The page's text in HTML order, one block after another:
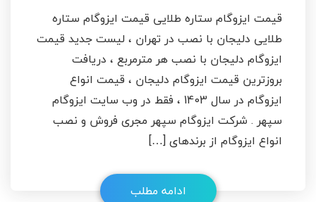
قیمت ایزوگام ستاره طلایی قیمت ایزوگام ستاره
طلایی دلیجان با نصب در تهران ، لیست جدید قیمت
ایزوگام دلیجان با نصب هر مترمربع ، دریافت
بروزترین قیمت ایزوگام دلیجان ، قیمت انواع
ایزوگام در سال 1403 ، فقط در وب سایت ایزوگام
سپهر . شرکت ایزوگام سپهر مجری فروش و نصب
انواع ایزوگام از برندهای […]
ادامه مطلب